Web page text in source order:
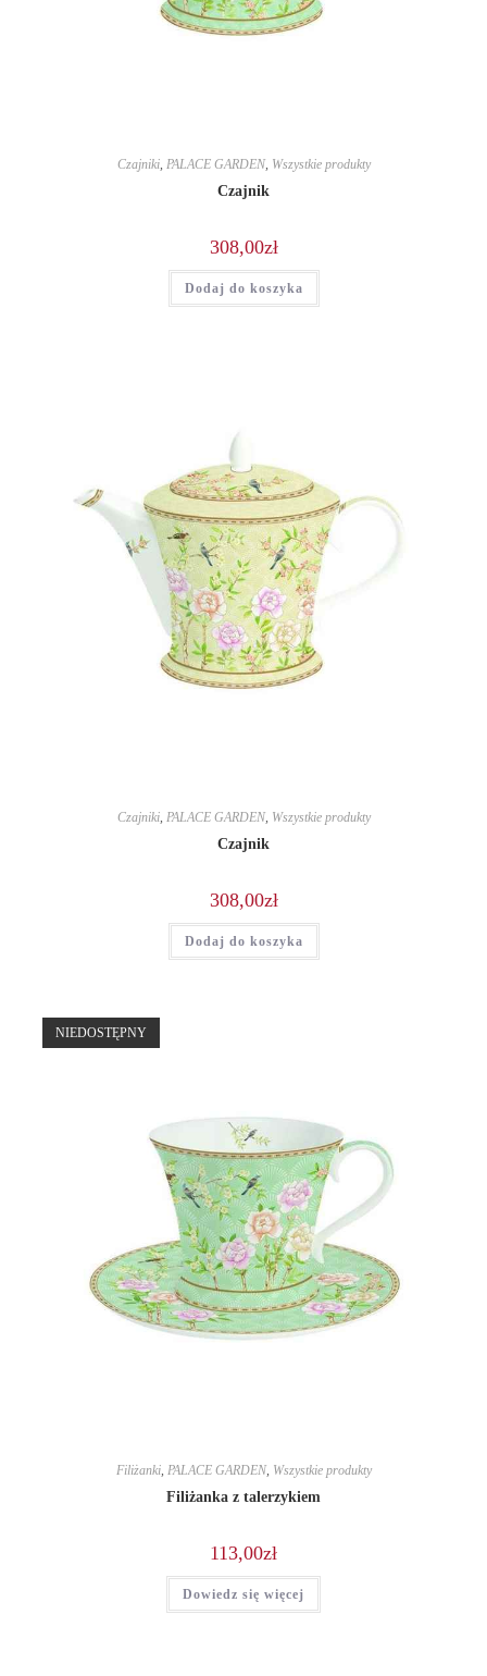
Czajniki, PALACE GARDEN, Wszystkie produkty
Czajnik
308,00zł
Dodaj do koszyka
Czajniki, PALACE GARDEN, Wszystkie produkty
Czajnik
308,00zł
Dodaj do koszyka
NIEDOSTĘPNY
Filiżanki, PALACE GARDEN, Wszystkie produkty
Filiżanka z talerzykiem
113,00zł
Dowiedz się więcej